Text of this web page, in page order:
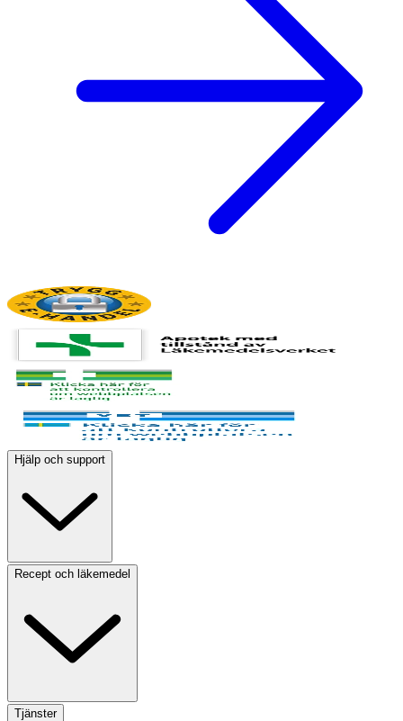
Hjälp och support
Recept och läkemedel
Tjänster